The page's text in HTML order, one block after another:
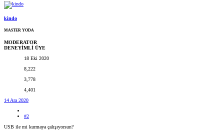
kindo
MASTER YODA
MODERATOR
DENEYİMLİ ÜYE
18 Eki 2020
8,222
3,778
4,401
14 Ara 2020
#2
USB ile mi kurmaya çalışıyorsun?